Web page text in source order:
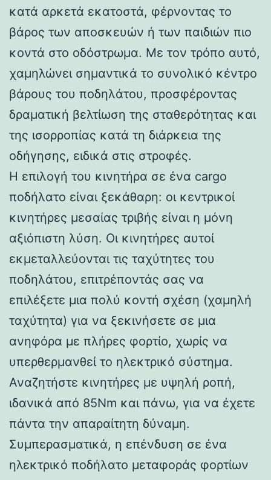
κατά αρκετά εκατοστά, φέρνοντας το
βάρος των αποσκευών ή των παιδιών πιο
κοντά στο οδόστρωμα. Με τον τρόπο αυτό,
χαμηλώνει σημαντικά το συνολικό κέντρο
βάρους του ποδηλάτου, προσφέροντας
δραματική βελτίωση της σταθερότητας και
της ισορροπίας κατά τη διάρκεια της
οδήγησης, ειδικά στις στροφές.
Η επιλογή του κινητήρα σε ένα cargo
ποδήλατο είναι ξεκάθαρη: οι κεντρικοί
κινητήρες μεσαίας τριβής είναι η μόνη
αξιόπιστη λύση. Οι κινητήρες αυτοί
εκμεταλλεύονται τις ταχύτητες του
ποδηλάτου, επιτρέποντάς σας να
επιλέξετε μια πολύ κοντή σχέση (χαμηλή
ταχύτητα) για να ξεκινήσετε σε μια
ανηφόρα με πλήρες φορτίο, χωρίς να
υπερθερμανθεί το ηλεκτρικό σύστημα.
Αναζητήστε κινητήρες με υψηλή ροπή,
ιδανικά από 85Nm και πάνω, για να έχετε
πάντα την απαραίτητη δύναμη.
Συμπερασματικά, η επένδυση σε ένα
ηλεκτρικό ποδήλατο μεταφοράς φορτίων